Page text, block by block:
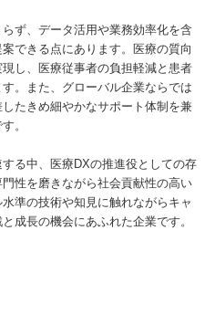
ず、データ活用や業務効率化を含
できる点にあります。医療の質向
し、医療従事者の負担軽減と患者
。また、グローバル企業ならでは
たきめ細やかなサポート体制を兼
。
る中、医療DXの推進役としての存
性を磨きながら社会貢献性の高い
準の技術や知見に触れながらキャ
成長の機会にあふれた企業です。